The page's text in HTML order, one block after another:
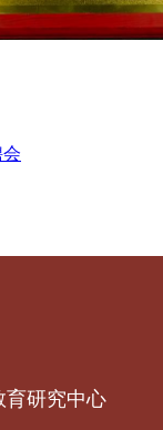
育研究中心